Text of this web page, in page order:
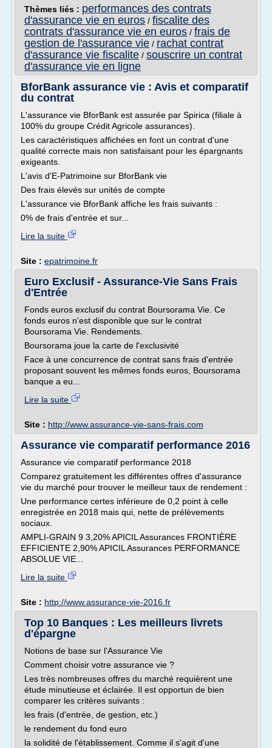
Thèmes liés : performances des contrats
d'assurance vie en euros / fiscalite des
contrats d'assurance vie en euros / frais de
gestion de l'assurance vie / rachat contrat
d'assurance vie fiscalite / souscrire un contrat
d'assurance vie en ligne
BforBank assurance vie : Avis et comparatif
du contrat
L'assurance vie BforBank est assurée par Spirica (filiale à
100% du groupe Crédit Agricole assurances).
Les caractéristiques affichées en font un contrat d'une
qualité correcte mais non satisfaisant pour les épargnants
exigeants.
L'avis d'E-Patrimoine sur BforBank vie
Des frais élevés sur unités de compte
L'assurance vie BforBank affiche les frais suivants :
0% de frais d'entrée et sur...
Lire la suite
Site : epatrimoine.fr
Euro Exclusif - Assurance-Vie Sans Frais
d'Entrée
Fonds euros exclusif du contrat Boursorama Vie. Ce
fonds euros n'est disponible que sur le contrat
Boursorama Vie. Rendements.
Boursorama joue la carte de l'exclusivité
Face à une concurrence de contrat sans frais d'entrée
proposant souvent les mêmes fonds euros, Boursorama
banque a eu...
Lire la suite
Site : http://www.assurance-vie-sans-frais.com
Assurance vie comparatif performance 2016
Assurance vie comparatif performance 2018
Comparez gratuitement les différentes offres d'assurance
vie du marché pour trouver le meilleur taux de rendement :
Une performance certes inférieure de 0,2 point à celle
enregistrée en 2018 mais qui, nette de prélèvements
sociaux.
AMPLI-GRAIN 9 3,20% APICIL Assurances FRONTIÈRE
EFFICIENTE 2,90% APICIL Assurances PERFORMANCE
ABSOLUE VIE...
Lire la suite
Site : http://www.assurance-vie-2016.fr
Top 10 Banques : Les meilleurs livrets
d'épargne
Notions de base sur l'Assurance Vie
Comment choisir votre assurance vie ?
Les très nombreuses offres du marché requièrent une
étude minutieuse et éclairée. Il est opportun de bien
comparer les critères suivants :
les frais (d'entrée, de gestion, etc.)
le rendement du fond euro
la solidité de l'établissement. Comme il s'agit d'une